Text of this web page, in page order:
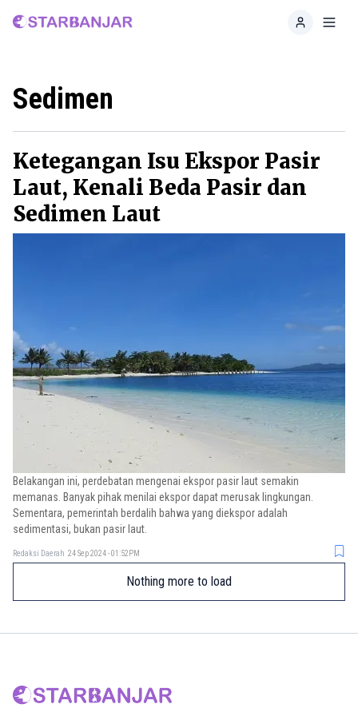
Home
Sedimen
Ketegangan Isu Ekspor Pasir
Laut, Kenali Beda Pasir dan
Sedimen Laut
Belakangan ini, perdebatan mengenai ekspor pasir laut semakin
memanas. Banyak pihak menilai ekspor dapat merusak lingkungan.
Sementara, pemerintah berdalih bahwa yang diekspor adalah
sedimentasi, bukan pasir laut.
Redaksi Daerah 24 Sep 2024 - 01:52PM
Nothing more to load